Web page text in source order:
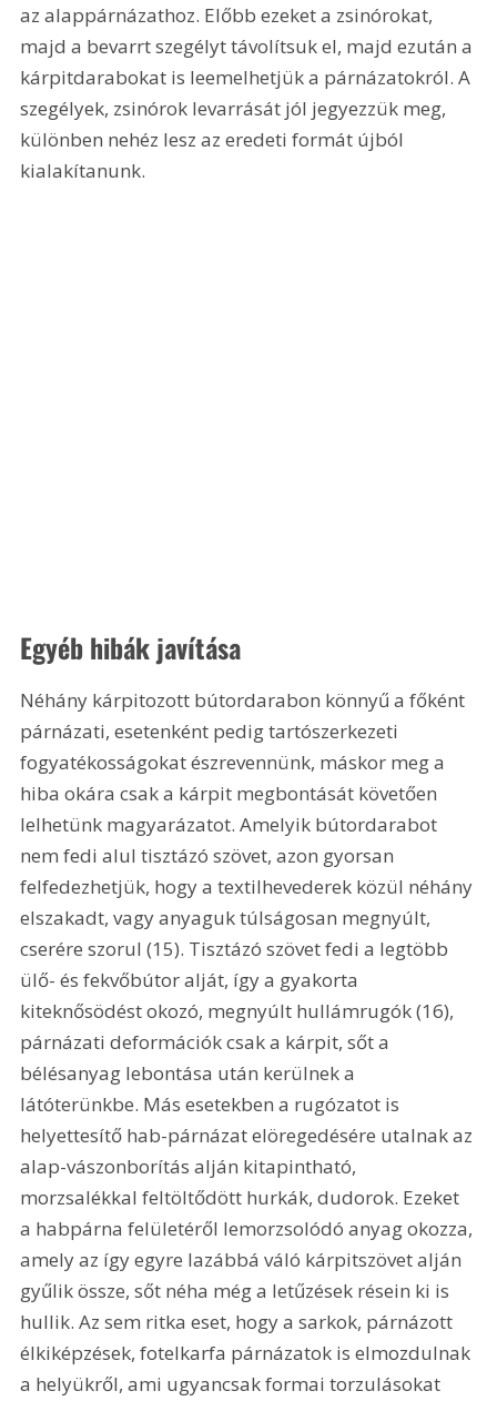
az alappárnázathoz. Előbb ezeket a zsinórokat,
majd a bevarrt szegélyt távolítsuk el, majd ezután a
kárpitdarabokat is leemelhetjük a párnázatokról. A
szegélyek, zsinórok levarrását jól jegyezzük meg,
különben nehéz lesz az eredeti formát újból
kialakítanunk.
Egyéb hibák javítása
Néhány kárpitozott bútordarabon könnyű a főként
párnázati, esetenként pedig tartószerkezeti
fogyatékosságokat észrevennünk, máskor meg a
hiba okára csak a kárpit megbontását követően
lelhetünk magyarázatot. Amelyik bútordarabot
nem fedi alul tisztázó szövet, azon gyorsan
felfedezhetjük, hogy a textilhevederek közül néhány
elszakadt, vagy anyaguk túlságosan megnyúlt,
cserére szorul (15). Tisztázó szövet fedi a legtöbb
ülő- és fekvőbútor alját, így a gyakorta
kiteknősödést okozó, megnyúlt hullámrugók (16),
párnázati deformációk csak a kárpit, sőt a
bélésanyag lebontása után kerülnek a
látóterünkbe. Más esetekben a rugózatot is
helyettesítő hab-párnázat elöregedésére utalnak az
alap-vászonborítás alján kitapintható,
morzsalékkal feltöltődött hurkák, dudorok. Ezeket
a habpárna felületéről lemorzsolódó anyag okozza,
amely az így egyre lazábbá váló kárpitszövet alján
gyűlik össze, sőt néha még a letűzések résein ki is
hullik. Az sem ritka eset, hogy a sarkok, párnázott
élkiképzések, fotelkarfa párnázatok is elmozdulnak
a helyükről, ami ugyancsak formai torzulásokat